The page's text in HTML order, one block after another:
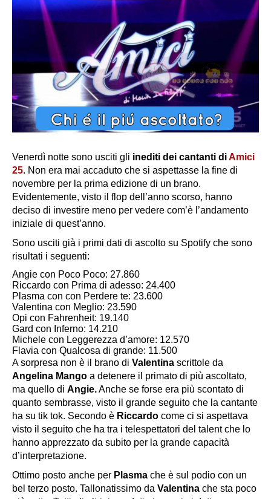
Venerdì notte sono usciti gli inediti dei cantanti diAmici
25. Non era mai accaduto che si aspettasse la fine di
novembre per la prima edizione di un brano.
Evidentemente, visto il flop dell’anno scorso, hanno
deciso di investire meno per vedere com’è l’andamento
iniziale di quest’anno.
Sono usciti già i primi dati di ascolto su Spotify che sono
risultati i seguenti:
Angie con Poco Poco: 27.860
Riccardo con Prima di adesso: 24.400
Plasma con con Perdere te: 23.600
Valentina con Meglio: 23.590
Opi con Fahrenheit: 19.140
Gard con Inferno: 14.210
Michele con Leggerezza d’amore: 12.570
Flavia con Qualcosa di grande: 11.500
A sorpresa non è il brano di Valentina scrittole da
Angelina Mango a detenere il primato di più ascoltato,
ma quello di Angie.Anche se forse era più scontato di
quanto sembrasse, visto il grande seguito che la cantante
ha su tik tok. Secondo è Riccardo come ci si aspettava
visto il seguito che ha tra i telespettatori del talent che lo
hanno apprezzato da subito per la grande capacità
d’interpretazione.
Ottimo posto anche per Plasma che è sul podio con un
bel terzo posto. Tallonatissimo da Valentina che sta poco